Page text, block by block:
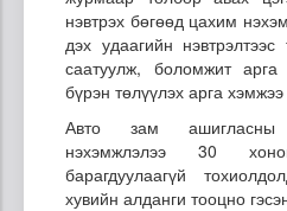
нэвтрэх бөгөөд цахим
дэх удаагийн
саатуулж, боломжит арга
бүрэн төлүүлэх арга
Авто зам ашигласны
нэхэмжлэлээ 30
барагдуулаагүй
хувийн алданги тооцно